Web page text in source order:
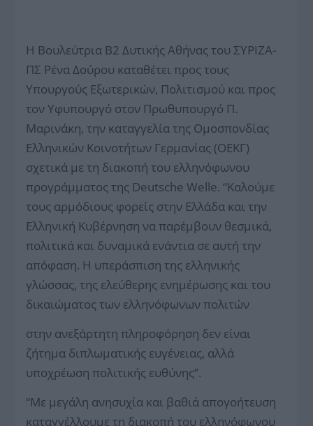
Η Βουλεύτρια Β2 Δυτικής Αθήνας του ΣΥΡΙΖΑ-
ΠΣ Ρένα Δούρου καταθέτει προς τους
Υπουργούς Εξωτερικών, Πολιτισμού και προς
τον Υφυπουργό στον Πρωθυπουργό Π.
Μαρινάκη, την καταγγελία της Ομοσπονδίας
Ελληνικών Κοινοτήτων Γερμανίας (ΟΕΚΓ)
σχετικά με τη διακοπή του ελληνόφωνου
προγράμματος της Deutsche Welle. “Καλούμε
τους αρμόδιους φορείς στην Ελλάδα και την
Ελληνική Κυβέρνηση να παρέμβουν θεσμικά,
πολιτικά και δυναμικά ενάντια σε αυτή την
απόφαση. Η υπεράσπιση της ελληνικής
γλώσσας, της ελεύθερης ενημέρωσης και του
δικαιώματος των ελληνόφωνων πολιτών
στην ανεξάρτητη πληροφόρηση δεν είναι
ζήτημα διπλωματικής ευγένειας, αλλά
υποχρέωση πολιτικής ευθύνης”.
“Με μεγάλη ανησυχία και βαθιά απογοήτευση
καταγγέλλουμε τη διακοπή του ελληνόφωνου